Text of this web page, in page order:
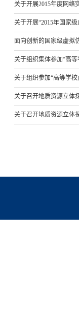
关于开展2015年度网络
关于开展“2015年国家
面向创新的国家级虚拟
关于组织集体参加“高
关于组织参加“高等学
关于召开地质资源立体
关于召开地质资源立体